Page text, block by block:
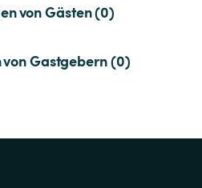
von Gästen (0)
Gastgebern (0)